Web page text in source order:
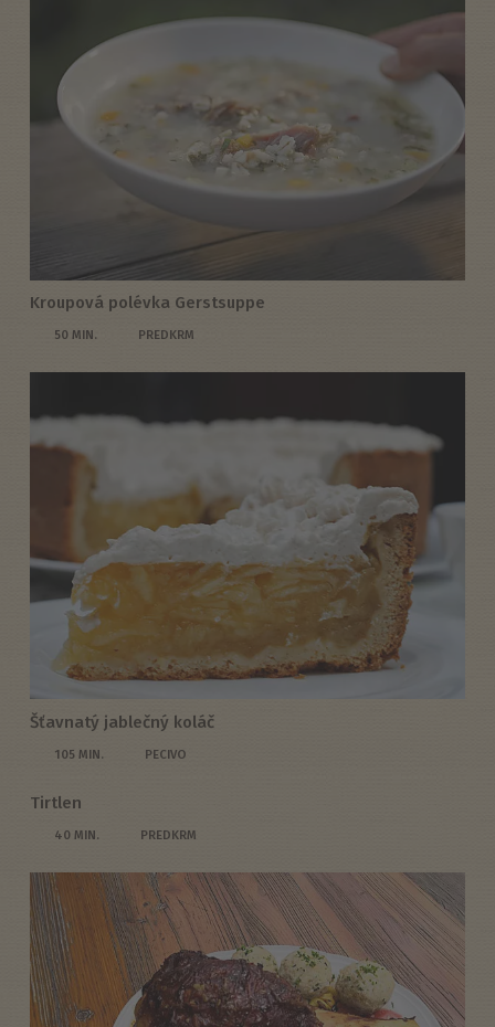
Kroupová polévka Gerstsuppe
50 MIN. PREDKRM
Šťavnatý jablečný koláč
105 MIN. PECIVO
Tirtlen
40 MIN. PREDKRM